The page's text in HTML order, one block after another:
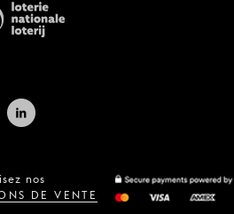
nos
DE VENTE